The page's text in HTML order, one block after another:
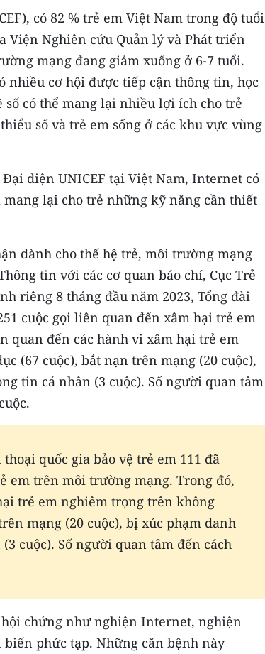
có 82 % trẻ em Việt Nam trong độ tuổi
Viện Nghiên cứu Quản lý và Phát triển
mạng đang giảm xuống ở 6-7 tuổi.
nhiều cơ hội được tiếp cận thông tin, học
có thể mang lại nhiều lợi ích cho trẻ
số và trẻ em sống ở các khu vực vùng
diện UNICEF tại Việt Nam, Internet có
lại cho trẻ những kỹ năng cần thiết
dành cho thế hệ trẻ, môi trường mạng
tin với các cơ quan báo chí, Cục Trẻ
riêng 8 tháng đầu năm 2023, Tổng đài
cuộc gọi liên quan đến xâm hại trẻ em
quan đến các hành vi xâm hại trẻ em
(67 cuộc), bắt nạn trên mạng (20 cuộc),
tin cá nhân (3 cuộc). Số người quan tâm
quốc gia bảo vệ trẻ em 111 đã
em trên môi trường mạng. Trong đó,
trẻ em nghiêm trọng trên không
mạng (20 cuộc), bị xúc phạm danh
cuộc). Số người quan tâm đến cách
chứng như nghiện Internet, nghiện
phức tạp. Những căn bệnh này